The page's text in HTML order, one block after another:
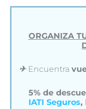
ORGANIZA
✈︎ Encuentra
5% de
IATI Seguros,